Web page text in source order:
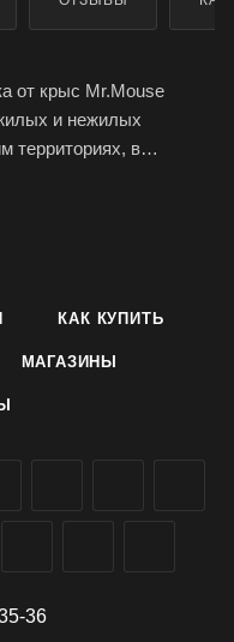
от крыс Mr.Mouse
и нежилых
территориях, в
приводится в
крысоловку на
зажим.
КАК КУПИТЬ
МАГАЗИНЫ
36